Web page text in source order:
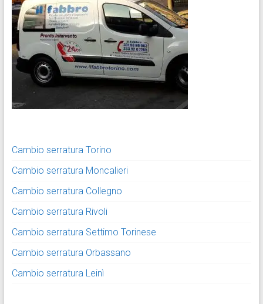
Cambio serratura Torino
Cambio serratura Moncalieri
Cambio serratura Collegno
Cambio serratura Rivoli
Cambio serratura Settimo Torinese
Cambio serratura Orbassano
Cambio serratura Leinì